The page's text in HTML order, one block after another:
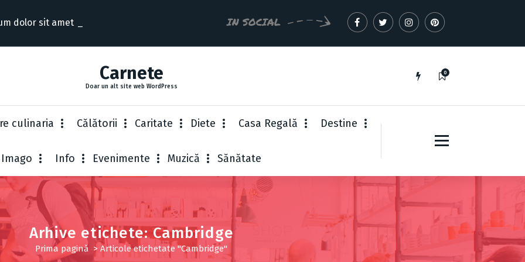
dolor sit amet consecte IN SOCIAL
Carnete
Doar un alt site web WordPress
0
culinaria Cǎlǎtorii Caritate Diete Casa Regală Destine
Imago Info Evenimente Muzică Sănătate
Arhive etichete: Cambridge
Prima pagină > Articole etichetate "Cambridge"